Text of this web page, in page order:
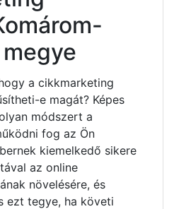
a cikkmarketing
e magát? Képes
módszert a
fog az Ön
kiemelkedő sikere
az online
növelésére, és
ezt tegye, ha követi